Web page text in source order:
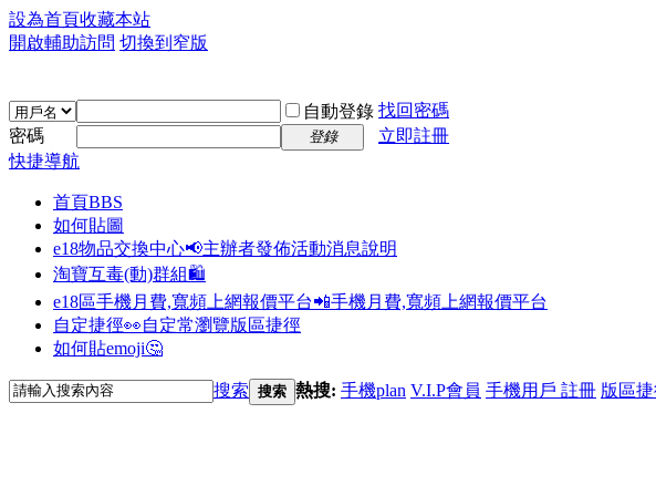
設為首頁收藏本站
開啟輔助訪問 切換到窄版
自動登錄 找回密碼
密碼
登錄
立即註冊
快捷導航
首頁BBS
如何貼圖
e18物品交換中心📢主辦者發佈活動消息說明
淘寶互毒(動)群組🛍️
e18區手機月費,寬頻上網報價平台📲手機月費,寬頻上網報價平台
自定捷徑👀自定常瀏覽版區捷徑
如何貼emoji🤔
搜索 搜索 熱搜: 手機plan V.I.P會員 手機用戶 註冊 版區